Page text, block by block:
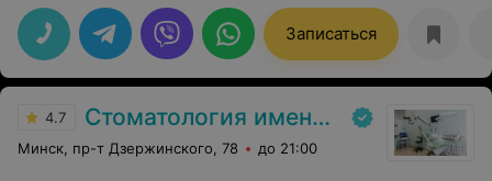
мне высокопрофессиональную помощь. Особая
благодарность стоматологу-ортопеду Кульбякину
Андрею Андреевичу за чуткое и корректное
отношение не только ко мне, но и ко всем клиентам.
Записаться
4.7 Стоматология имени Жадовича
Минск, пр-т Дзержинского, 78 до 21:00